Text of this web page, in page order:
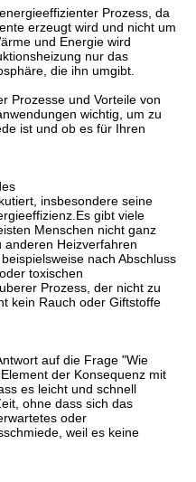
Prozess, da
erzeugt wird und nicht um
und Energie wird
nur das
die ihn umgibt.
Prozesse und Vorteile von
wichtig, um zu
ist und ob es für Ihren
insbesondere seine
gibt viele
Menschen nicht ganz
anderen Heizverfahren
nach Abschluss
toxischen
Prozess, der nicht zu
kein Rauch oder Giftstoffe
auf die Frage "Wie
der Konsequenz mit
es leicht und schnell
ohne dass sich das
oder
weil es keine